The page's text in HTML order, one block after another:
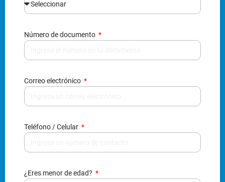
Número de documento
Correo electrónico
Teléfono / Celular
¿Eres menor de edad?